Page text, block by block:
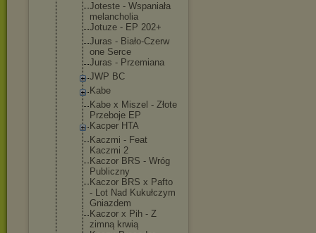
Joteste - Wspaniała
melancholia
Jotuze - EP 202+
Juras - Biało-Czerw
one Serce
Juras - Przemiana
JWP BC
Kabe
Kabe x Miszel - Złote
Przeboje EP
Kacper HTA
Kaczmi - Feat
Kaczmi 2
Kaczor BRS - Wróg
Publiczny
Kaczor BRS x Pafto
- Lot Nad Kukułczym
Gniazdem
Kaczor x Pih - Z
zimną krwią